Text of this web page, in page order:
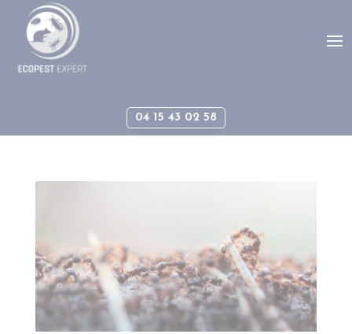
04 15 43 02 58
Panneau de gestion des cookies